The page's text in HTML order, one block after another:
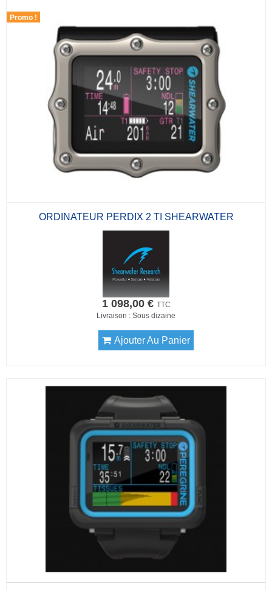
Promo !
ORDINATEUR PERDIX 2 TI SHEARWATER
1 098,00 € TTC
Livraison : Sous dizaine
Ajouter Au Panier